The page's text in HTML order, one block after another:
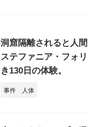
洞窟隔離されると人
ステファニア・フォ
き130日の体験。
事件 人体